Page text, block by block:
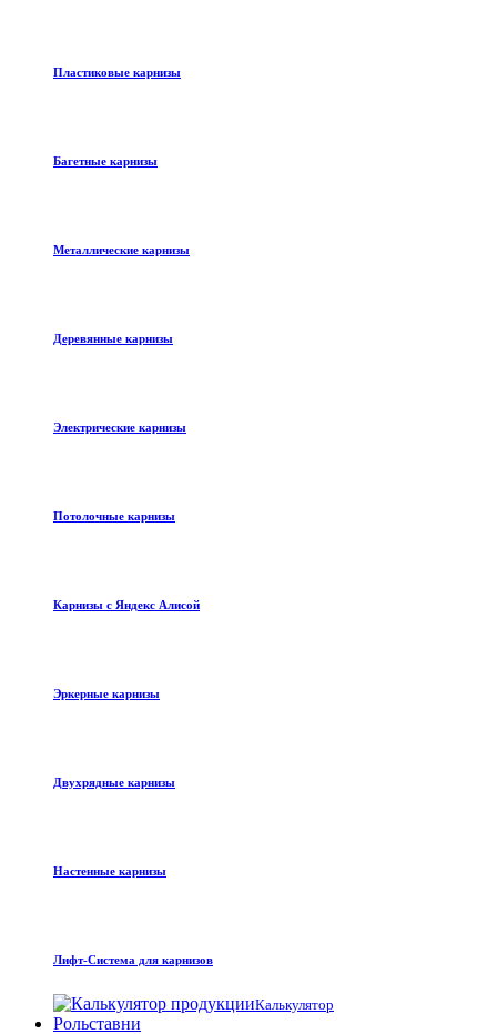
Пластиковые карнизы
Багетные карнизы
Металлические карнизы
Деревянные карнизы
Электрические карнизы
Потолочные карнизы
Карнизы с Яндекс Алисой
Эркерные карнизы
Двухрядные карнизы
Настенные карнизы
Лифт-Система для карнизов
Калькулятор
Рольставни